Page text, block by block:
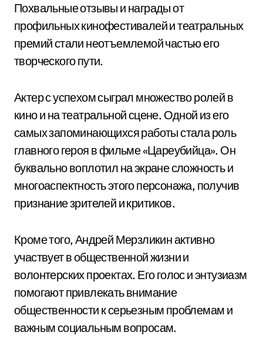
Похвальные отзывы и награды от
профильных кинофестивалей и театральных
премий стали неотъемлемой частью его
творческого пути.
Актер с успехом сыграл множество ролей в
кино и на театральной сцене. Одной из его
самых запоминающихся работы стала роль
главного героя в фильме «Цареубийца». Он
буквально воплотил на экране сложность и
многоаспектность этого персонажа, получив
признание зрителей и критиков.
Кроме того, Андрей Мерзликин активно
участвует в общественной жизни и
волонтерских проектах. Его голос и энтузиазм
помогают привлекать внимание
общественности к серьезным проблемам и
важным социальным вопросам.